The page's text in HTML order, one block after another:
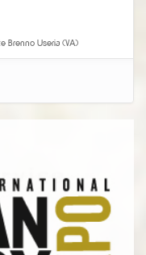
Brenno Useria (VA)